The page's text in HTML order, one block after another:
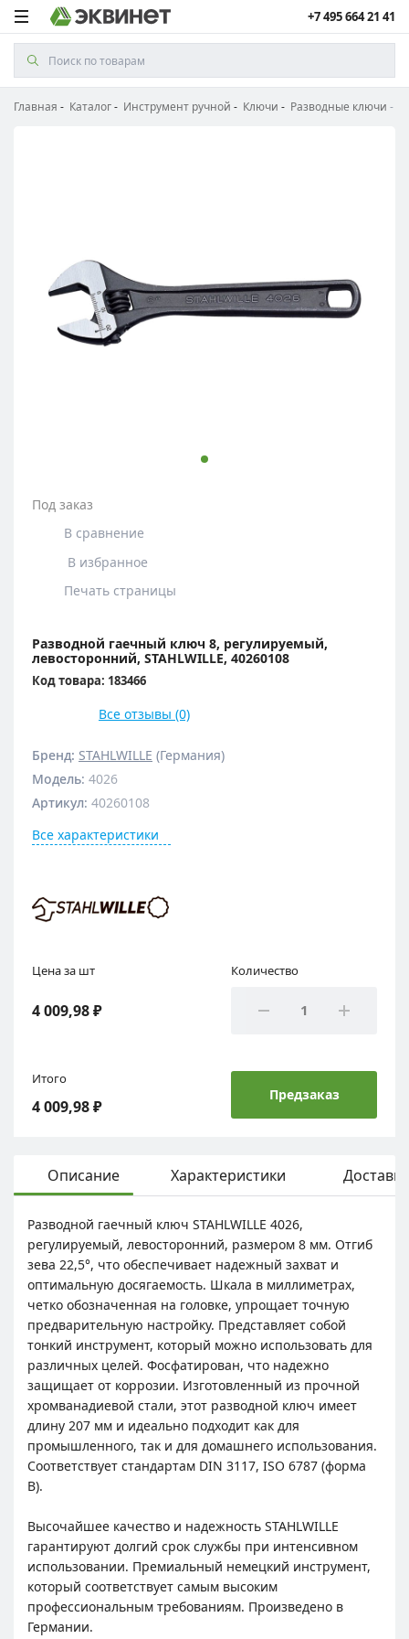
+7 495 664 21 41
Главная Каталог Инструмент ручной Ключи Разводные ключи
Под заказ
В сравнение
В избранное
Печать страницы
Разводной гаечный ключ 8, регулируемый,
левосторонний, STAHLWILLE, 40260108
Код товара: 183466
Все отзывы (0)
Бренд: STAHLWILLE (Германия)
Модель: 4026
Артикул: 40260108
Все характеристики
Цена за шт
4 009,98 ₽
Количество
Итого
4 009,98 ₽
Предзаказ
Описание Характеристики Доставка
Разводной гаечный ключ STAHLWILLE 4026,
регулируемый, левосторонний, размером 8 мм. Отгиб
зева 22,5°, что обеспечивает надежный захват и
оптимальную досягаемость. Шкала в миллиметрах,
четко обозначенная на головке, упрощает точную
предварительную настройку. Представляет собой
тонкий инструмент, который можно использовать для
различных целей. Фосфатирован, что надежно
защищает от коррозии. Изготовленный из прочной
хромванадиевой стали, этот разводной ключ имеет
длину 207 мм и идеально подходит как для
промышленного, так и для домашнего использования.
Соответствует стандартам DIN 3117, ISO 6787 (форма
В).
Высочайшее качество и надежность STAHLWILLE
гарантируют долгий срок службы при интенсивном
использовании. Премиальный немецкий инструмент,
который соответствует самым высоким
профессиональным требованиям. Произведено в
Германии.